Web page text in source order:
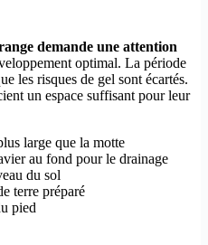
demande une attention
optimal. La période
les risques de gel sont écartés.
un espace suffisant pour leur
large que la motte
au fond pour le drainage
du sol
terre préparé
pied